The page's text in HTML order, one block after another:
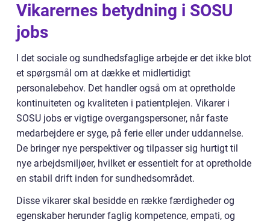
Vikarernes betydning i SOSU
jobs
I det sociale og sundhedsfaglige arbejde er det ikke blot
et spørgsmål om at dække et midlertidigt
personalebehov. Det handler også om at opretholde
kontinuiteten og kvaliteten i patientplejen. Vikarer i
SOSU jobs er vigtige overgangspersoner, når faste
medarbejdere er syge, på ferie eller under uddannelse.
De bringer nye perspektiver og tilpasser sig hurtigt til
nye arbejdsmiljøer, hvilket er essentielt for at opretholde
en stabil drift inden for sundhedsområdet.
Disse vikarer skal besidde en række færdigheder og
egenskaber herunder faglig kompetence, empati, og